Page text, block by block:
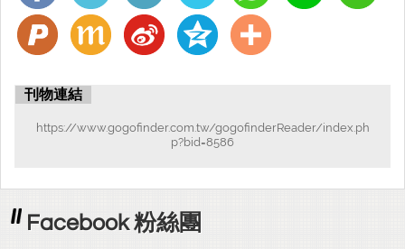
刊物連結
https://www.gogofinder.com.tw/gogofinderReader/index.ph
p?bid=8586
Facebook 粉絲團